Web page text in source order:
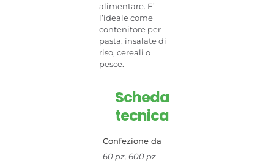
alimentare. E’
l’ideale come
contenitore per
pasta, insalate di
riso, cereali o
pesce.
Scheda
tecnica
Confezione da
60 pz, 600 pz